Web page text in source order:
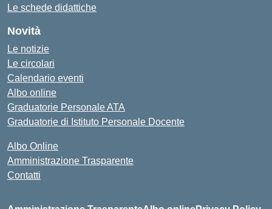
Le schede didattiche
Novità
Le notizie
Le circolari
Calendario eventi
Albo online
Graduatorie Personale ATA
Graduatorie di Istituto Personale Docente
Albo Online
Amministrazione Trasparente
Contatti